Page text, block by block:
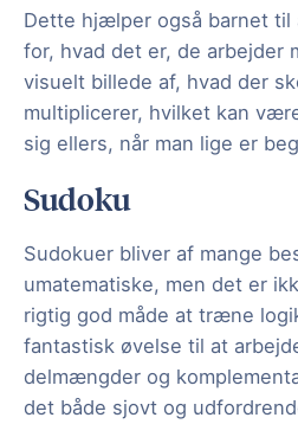
Dette hjælper også barnet
for, hvad det er, de arbejder
visuelt billede af, hvad der
multiplicerer, hvilket kan
sig ellers, når man lige er
Sudoku
Sudokuer bliver af mange
umatematiske, men det er
rigtig god måde at træne
fantastisk øvelse til at
delmængder og
det både sjovt og